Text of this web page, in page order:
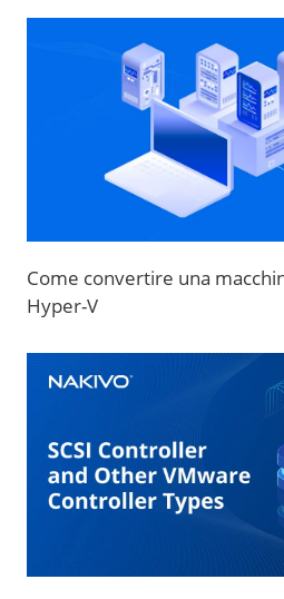
Come convertire una
Hyper-V